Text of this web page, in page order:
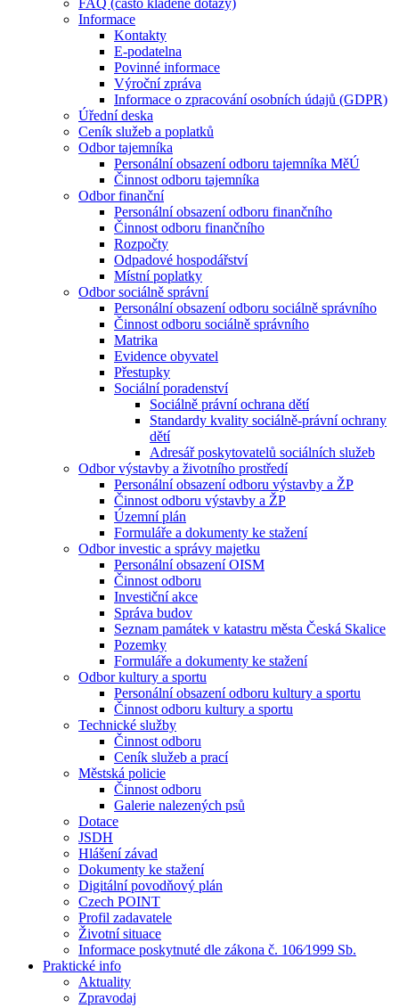
FAQ (často kladené dotazy)
Informace
Kontakty
E-podatelna
Povinné informace
Výroční zpráva
Informace o zpracování osobních údajů (GDPR)
Úřední deska
Ceník služeb a poplatků
Odbor tajemníka
Personální obsazení odboru tajemníka MěÚ
Činnost odboru tajemníka
Odbor finanční
Personální obsazení odboru finančního
Činnost odboru finančního
Rozpočty
Odpadové hospodářství
Místní poplatky
Odbor sociálně správní
Personální obsazení odboru sociálně správního
Činnost odboru sociálně správního
Matrika
Evidence obyvatel
Přestupky
Sociální poradenství
Sociálně právní ochrana dětí
Standardy kvality sociálně-právní ochrany
dětí
Adresář poskytovatelů sociálních služeb
Odbor výstavby a životního prostředí
Personální obsazení odboru výstavby a ŽP
Činnost odboru výstavby a ŽP
Územní plán
Formuláře a dokumenty ke stažení
Odbor investic a správy majetku
Personální obsazení OISM
Činnost odboru
Investiční akce
Správa budov
Seznam památek v katastru města Česká Skalice
Pozemky
Formuláře a dokumenty ke stažení
Odbor kultury a sportu
Personální obsazení odboru kultury a sportu
Činnost odboru kultury a sportu
Technické služby
Činnost odboru
Ceník služeb a prací
Městská policie
Činnost odboru
Galerie nalezených psů
Dotace
JSDH
Hlášení závad
Dokumenty ke stažení
Digitální povodňový plán
Czech POINT
Profil zadavatele
Životní situace
Informace poskytnuté dle zákona č. 106⁄1999 Sb.
Praktické info
Aktuality
Zpravodaj